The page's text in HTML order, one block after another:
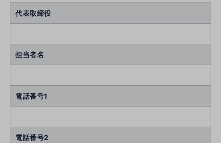
代表取締役
担当者名
電話番号1
電話番号2